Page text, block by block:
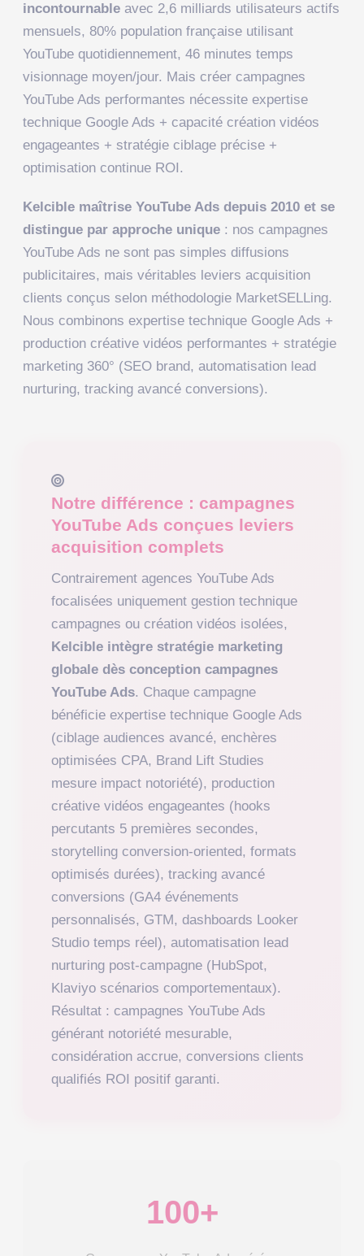
incontournable avec 2,6 milliards utilisateurs actifs
mensuels, 80% population française utilisant
YouTube quotidiennement, 46 minutes temps
visionnage moyen/jour. Mais créer campagnes
YouTube Ads performantes nécessite expertise
technique Google Ads + capacité création vidéos
engageantes + stratégie ciblage précise +
optimisation continue ROI.
Kelcible maîtrise YouTube Ads depuis 2010 et se
distingue par approche unique : nos campagnes
YouTube Ads ne sont pas simples diffusions
publicitaires, mais véritables leviers acquisition
clients conçus selon méthodologie MarketSELLing.
Nous combinons expertise technique Google Ads +
production créative vidéos performantes + stratégie
marketing 360° (SEO brand, automatisation lead
nurturing, tracking avancé conversions).
Notre différence : campagnes
YouTube Ads conçues leviers
acquisition complets
Contrairement agences YouTube Ads
focalisées uniquement gestion technique
campagnes ou création vidéos isolées,
Kelcible intègre stratégie marketing
globale dès conception campagnes
YouTube Ads. Chaque campagne
bénéficie expertise technique Google Ads
(ciblage audiences avancé, enchères
optimisées CPA, Brand Lift Studies
mesure impact notoriété), production
créative vidéos engageantes (hooks
percutants 5 premières secondes,
storytelling conversion-oriented, formats
optimisés durées), tracking avancé
conversions (GA4 événements
personnalisés, GTM, dashboards Looker
Studio temps réel), automatisation lead
nurturing post-campagne (HubSpot,
Klaviyo scénarios comportementaux).
Résultat : campagnes YouTube Ads
générant notoriété mesurable,
considération accrue, conversions clients
qualifiés ROI positif garanti.
100+